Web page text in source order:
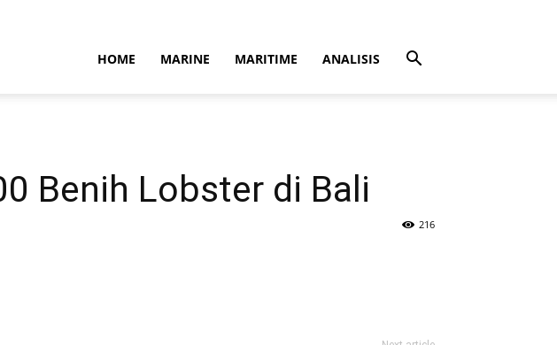
HOME MARINE MARITIME ANALISIS
Benih Lobster di Bali
216